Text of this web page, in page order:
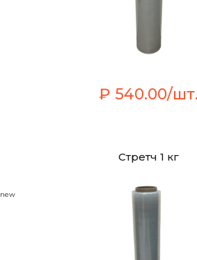
₽ 540.00/шт.
new
Стретч 1 кг